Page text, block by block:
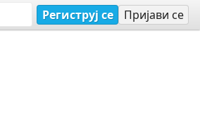
Региструј се Пријави се